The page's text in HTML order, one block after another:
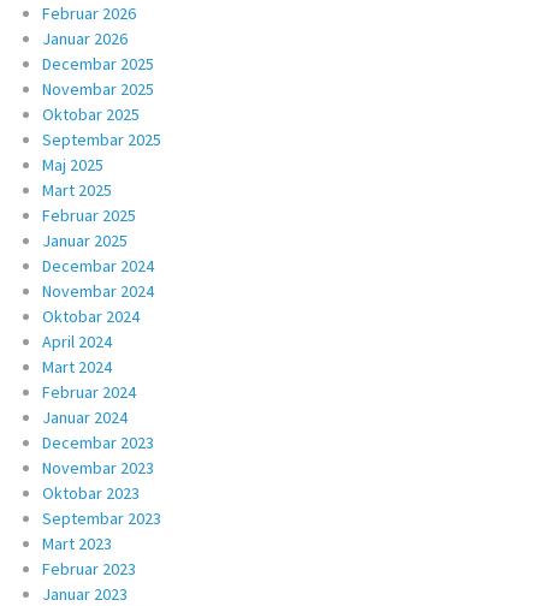
Februar 2026
Januar 2026
Decembar 2025
Novembar 2025
Oktobar 2025
Septembar 2025
Maj 2025
Mart 2025
Februar 2025
Januar 2025
Decembar 2024
Novembar 2024
Oktobar 2024
April 2024
Mart 2024
Februar 2024
Januar 2024
Decembar 2023
Novembar 2023
Oktobar 2023
Septembar 2023
Mart 2023
Februar 2023
Januar 2023